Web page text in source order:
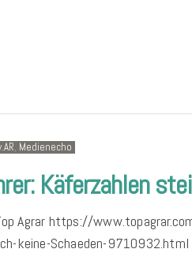
, Medienecho
Käferzahlen
Agrar https://
keine-Schaeden-9710932.html